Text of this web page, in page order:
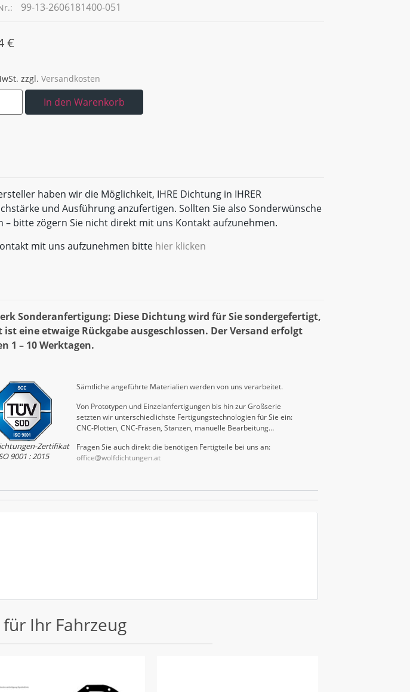
99-13-2606181400-051
€
zzgl. Versandkosten
In den Warenkorb
haben wir die Möglichkeit, IHRE Dichtung in IHRER
und Ausführung anzufertigen. Sollten Sie also Sonderwünsche
– bitte zögern Sie nicht direkt mit uns Kontakt aufzunehmen.
mit uns aufzunehmen bitte hier klicken
Sonderanfertigung: Diese Dichtung wird für Sie sondergefertigt,
ist eine etwaige Rückgabe ausgeschlossen. Der Versand erfolgt
1 – 10 Werktagen.
Zertifikat
9001 : 2015
Sämtliche angeführte Materialien werden von uns verarbeitet.
Von Prototypen und Einzelanfertigungen bis hin zur Großserie
setzten wir unterschiedlichste Fertigungstechnologien für Sie ein:
CNC-Plotten, CNC-Fräsen, Stanzen, manuelle Bearbeitung…
Fragen Sie auch direkt die benötigen Fertigteile bei uns an:
office@wolfdichtungen.at
Ihr Fahrzeug